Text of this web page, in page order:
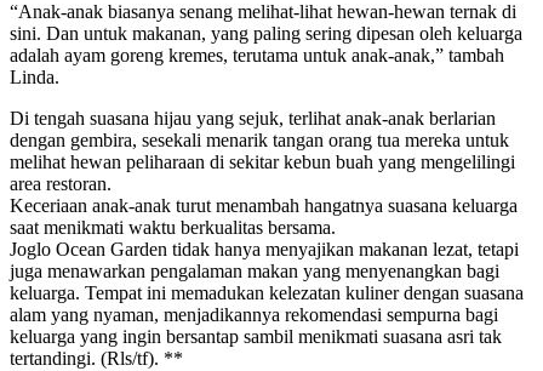
“Anak-anak biasanya senang melihat-lihat hewan-hewan ternak di
sini. Dan untuk makanan, yang paling sering dipesan oleh keluarga
adalah ayam goreng kremes, terutama untuk anak-anak,” tambah
Linda.
Di tengah suasana hijau yang sejuk, terlihat anak-anak berlarian
dengan gembira, sesekali menarik tangan orang tua mereka untuk
melihat hewan peliharaan di sekitar kebun buah yang mengelilingi
area restoran.
Keceriaan anak-anak turut menambah hangatnya suasana keluarga
saat menikmati waktu berkualitas bersama.
Joglo Ocean Garden tidak hanya menyajikan makanan lezat, tetapi
juga menawarkan pengalaman makan yang menyenangkan bagi
keluarga. Tempat ini memadukan kelezatan kuliner dengan suasana
alam yang nyaman, menjadikannya rekomendasi sempurna bagi
keluarga yang ingin bersantap sambil menikmati suasana asri tak
tertandingi. (Rls/tf). **